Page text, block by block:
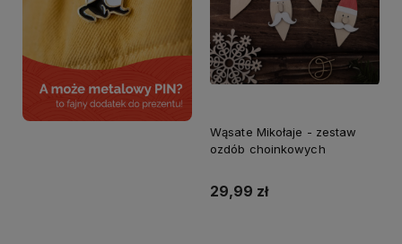
Wąsate Mikołaje - zestaw
ozdób choinkowych
29,99 zł